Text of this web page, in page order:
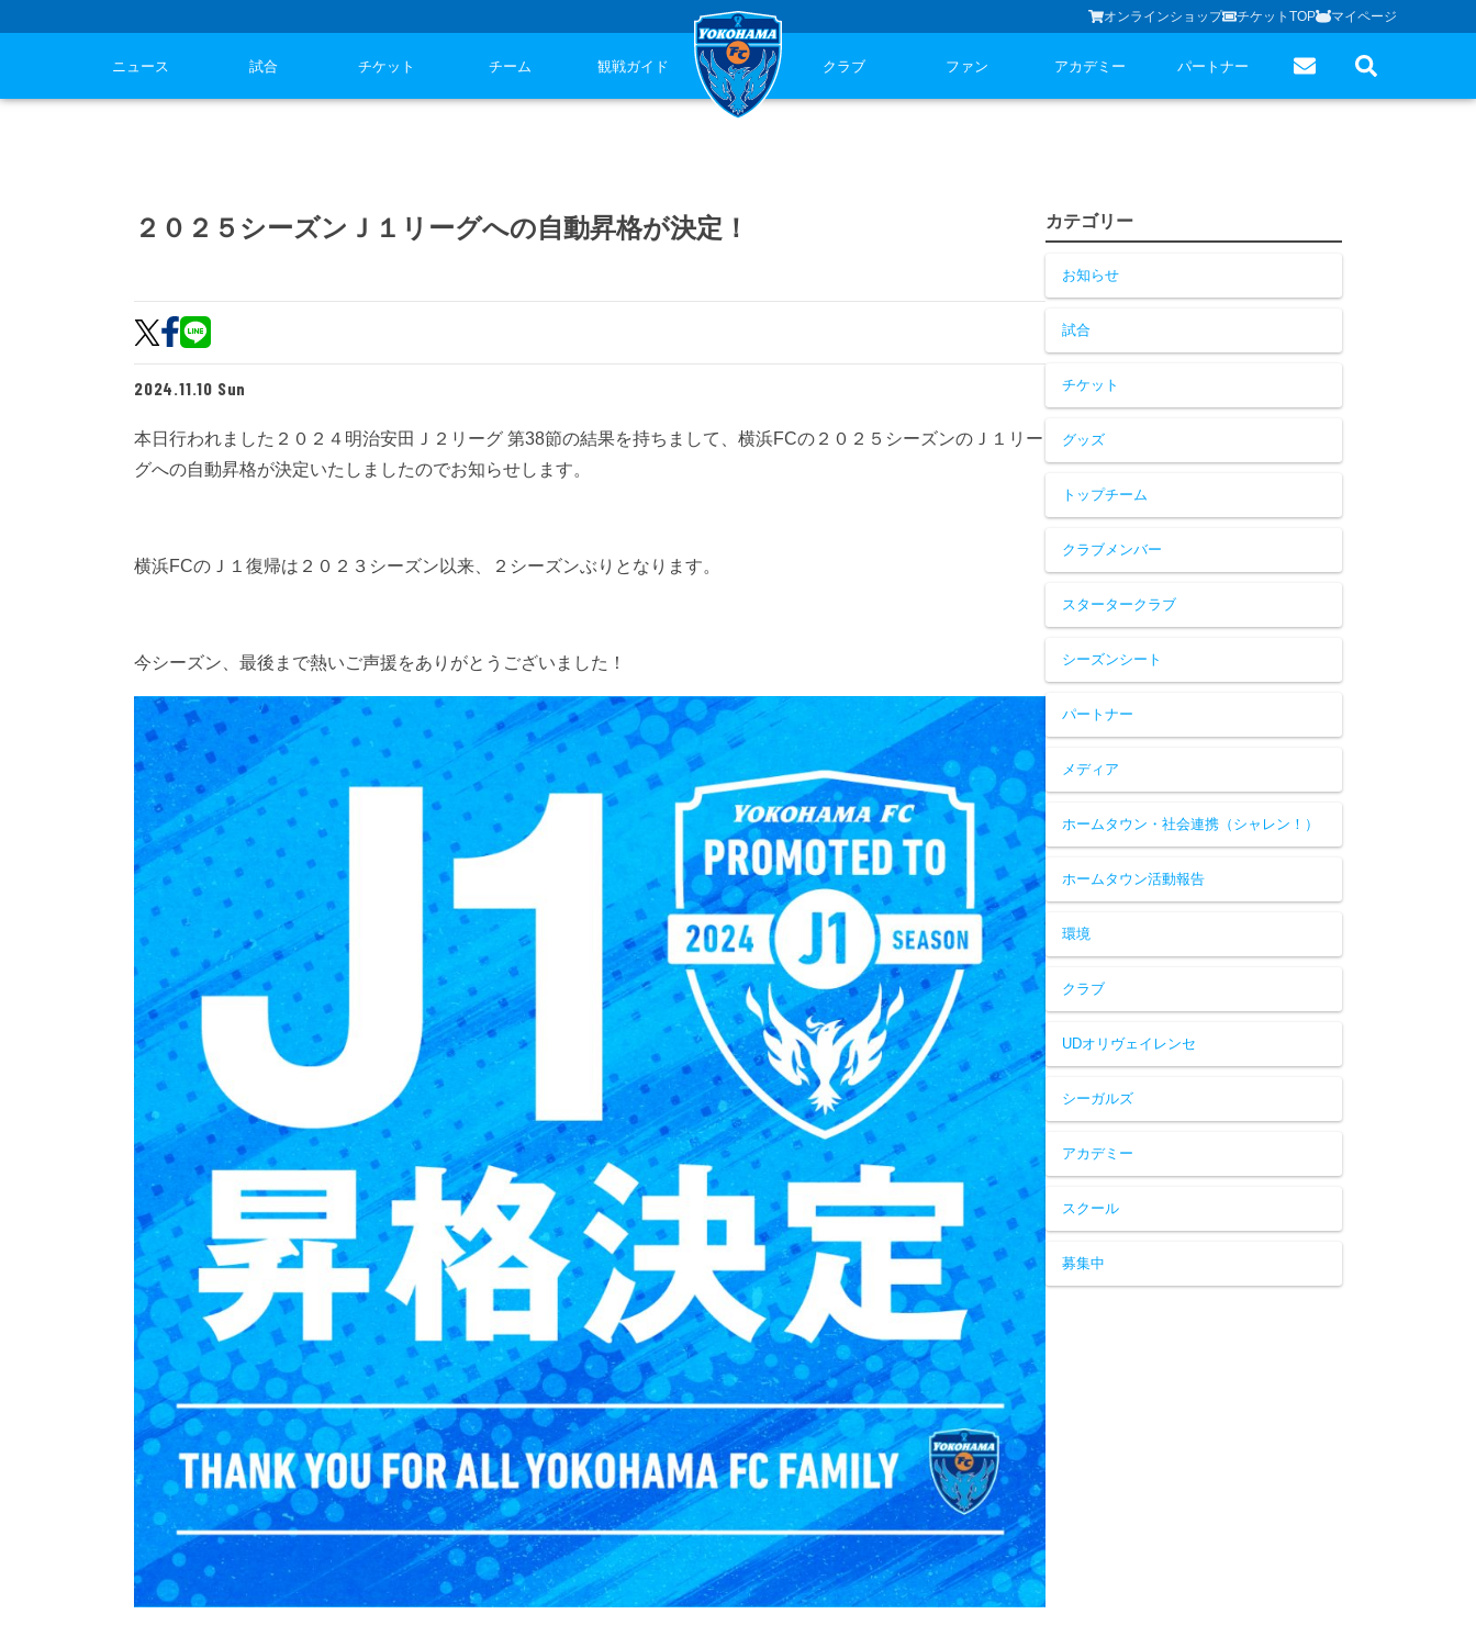
オンラインショップ チケットTOP マイページ
ニュース 試合 チケット チーム 観戦ガイド クラブ ファン アカデミー パートナー
２０２５シーズンＪ１リーグへの自動昇格が決定！
2024.11.10 Sun
本日行われました２０２４明治安田Ｊ２リーグ 第38節の結果を持ちまして、横浜FCの２０２５シーズンのＪ１リー
グへの自動昇格が決定いたしましたのでお知らせします。
横浜FCのＪ１復帰は２０２３シーズン以来、２シーズンぶりとなります。
今シーズン、最後まで熱いご声援をありがとうございました！
カテゴリー
お知らせ
試合
チケット
グッズ
トップチーム
クラブメンバー
スタータークラブ
シーズンシート
パートナー
メディア
ホームタウン・社会連携（シャレン！）
ホームタウン活動報告
環境
クラブ
UDオリヴェイレンセ
シーガルズ
アカデミー
スクール
募集中